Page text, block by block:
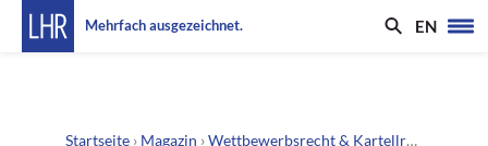
Mehrfach ausgezeichnet. EN
Startseite › Magazin ›Wettbewerbsrecht & Kartellrecht